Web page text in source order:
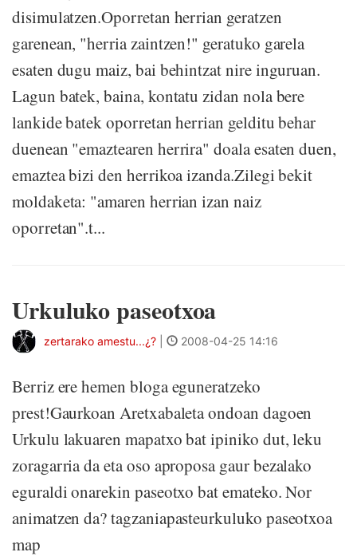
disimulatzen.Oporretan herrian geratzen
garenean, "herria zaintzen!" geratuko garela
esaten dugu maiz, bai behintzat nire inguruan.
Lagun batek, baina, kontatu zidan nola bere
lankide batek oporretan herrian gelditu behar
duenean "emaztearen herrira" doala esaten duen,
emaztea bizi den herrikoa izanda.Zilegi bekit
moldaketa: "amaren herrian izan naiz
oporretan".t...
Urkuluko paseotxoa
zertarako amestu...¿? 2008-04-25 14:16
Berriz ere hemen bloga eguneratzeko
prest!Gaurkoan Aretxabaleta ondoan dagoen
Urkulu lakuaren mapatxo bat ipiniko dut, leku
zoragarria da eta oso aproposa gaur bezalako
eguraldi onarekin paseotxo bat emateko. Nor
animatzen da? tagzaniapasteurkuluko paseotxoa
map